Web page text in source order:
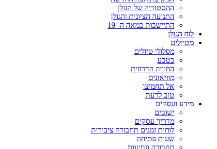
ההסטוריה של הגולן
התנועה הציונית והגולן
התיישבות במאה ה- 19
לוח הגולן
מטיילים
מסלולי טיולים
בטבע
החוויה הדרוזית
מוזיאונים
אל תחמיצו
טוב לדעת
מידע ועסקים
ישובים
מדריך עסקים
לוחות זמנים תחבורה ציבורית
שעות פתיחה